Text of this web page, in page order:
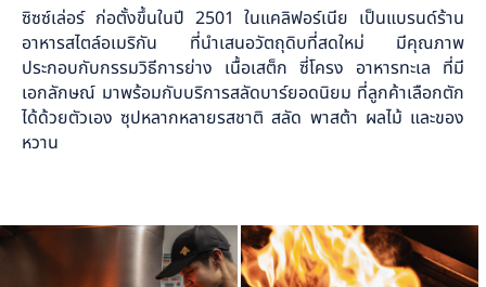
ซิซซ์เล่อร์ ก่อตั้งขึ้นในปี 2501 ในแคลิฟอร์เนีย เป็นแบรนด์ร้าน
อาหารสไตล์อเมริกัน ที่นำเสนอวัตถุดิบที่สดใหม่ มีคุณภาพ
ประกอบกับกรรมวิธีการย่าง เนื้อเสต็ก ซี่โครง อาหารทะเล ที่มี
เอกลักษณ์ มาพร้อมกับบริการสลัดบาร์ยอดนิยม ที่ลูกค้าเลือกตัก
ได้ด้วยตัวเอง ซุปหลากหลายรสชาติ สลัด พาสต้า ผลไม้ และของ
หวาน